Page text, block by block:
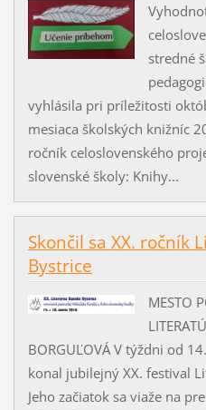
stredné
vyhlásila pri príležitosti
mesiaca školských knižníc
ročník celoslovenského
slovenské školy: Knihy...
Skončil sa XX. ročník
Bystrice
MESTO
BORGUĽOVÁ V týždni od
konal jubilejný XX. festival
Jeho začiatok sa viaže na